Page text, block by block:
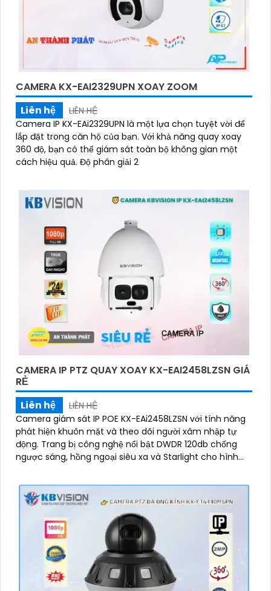
CAMERA KX-EAI2329UPN XOAY ZOOM
Liên hệ
LIÊN HỆ
Camera IP KX-EAi2329UPN là một lựa chọn tuyệt vời để
lắp đặt trong căn hộ của bạn. Với khả năng quay xoay
360 độ, bạn có thể giám sát toàn bộ không gian một
cách hiệu quả. Độ phân giải 2
CAMERA IP PTZ QUAY XOAY KX-EAI2458LZSN GIÁ
RẺ
Liên hệ
LIÊN HỆ
Camera giám sát IP POE KX-EAi2458LZSN với tính năng
phát hiện khuôn mặt và theo dõi người xâm nhập tự
động. Trang bị công nghệ nổi bật DWDR 120db chống
ngược sáng, hồng ngoại siêu xa và Starlight cho hình